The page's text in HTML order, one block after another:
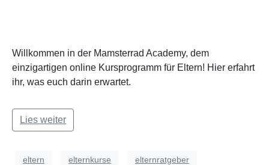
Willkommen in der Mamsterrad Academy, dem
einzigartigen online Kursprogramm für Eltern! Hier erfahrt
ihr, was euch darin erwartet.
Lies weiter
eltern elternkurse elternratgeber